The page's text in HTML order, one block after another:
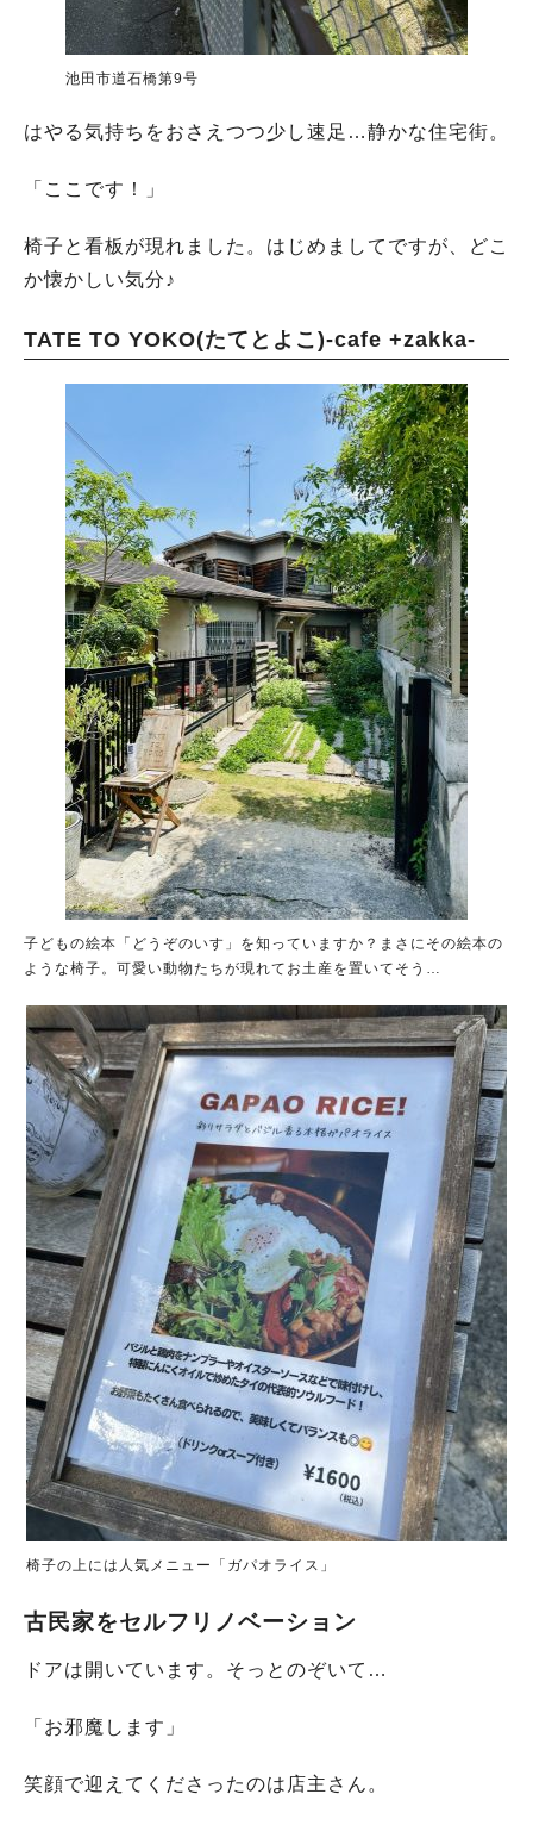
池田市道石橋第9号
はやる気持ちをおさえつつ少し速足…静かな住宅街。
「ここです！」
椅子と看板が現れました。はじめましてですが、どこ
か懐かしい気分♪
TATE TO YOKO(たてとよこ)-cafe +zakka-
子どもの絵本「どうぞのいす」を知っていますか？まさにその絵本の
ような椅子。可愛い動物たちが現れてお土産を置いてそう…
椅子の上には人気メニュー「ガパオライス」
古民家をセルフリノベーション
ドアは開いています。そっとのぞいて…
「お邪魔します」
笑顔で迎えてくださったのは店主さん。